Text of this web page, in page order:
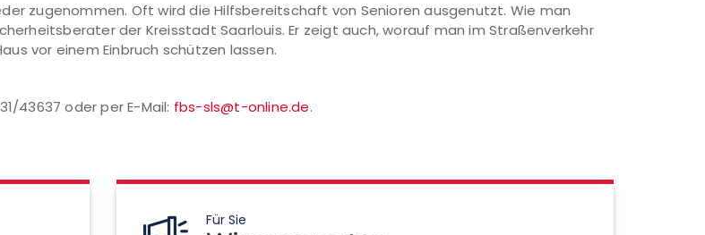
zugenommen. Oft wird die Hilfsbereitschaft von Senioren ausgenutzt. Wie man
der Kreisstadt Saarlouis. Er zeigt auch, worauf man im Straßenverkehr
vor einem Einbruch schützen lassen.
43637 oder per E-Mail: fbs-sls@t-online.de.
Für Sie